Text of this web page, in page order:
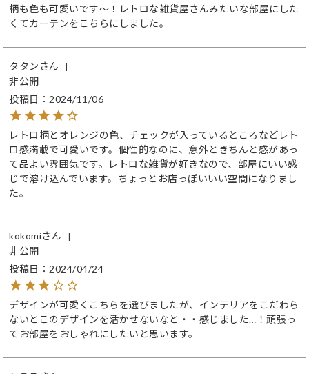
柄も色も可愛いです～！レトロな雑貨屋さんみたいな部屋にした
くてカーテンをこちらにしました。
タタン
非公開
投稿日
2024/11/06
レトロ柄とオレンジの色、チェックが入っているところなどレト
ロ感満載で可愛いです。個性的なのに、意外ときちんと感があっ
て品よい雰囲気です。レトロな雑貨が好きなので、部屋にいい感
じで溶け込んでいます。ちょっとお店っぽいいい空間になりまし
た。
kokomi
非公開
投稿日
2024/04/24
デザインが可愛くこちらを選びましたが、インテリアをこだわら
ないとこのデザインを活かせないなと・・感じました…！頑張っ
てお部屋をおしゃれにしたいと思います。